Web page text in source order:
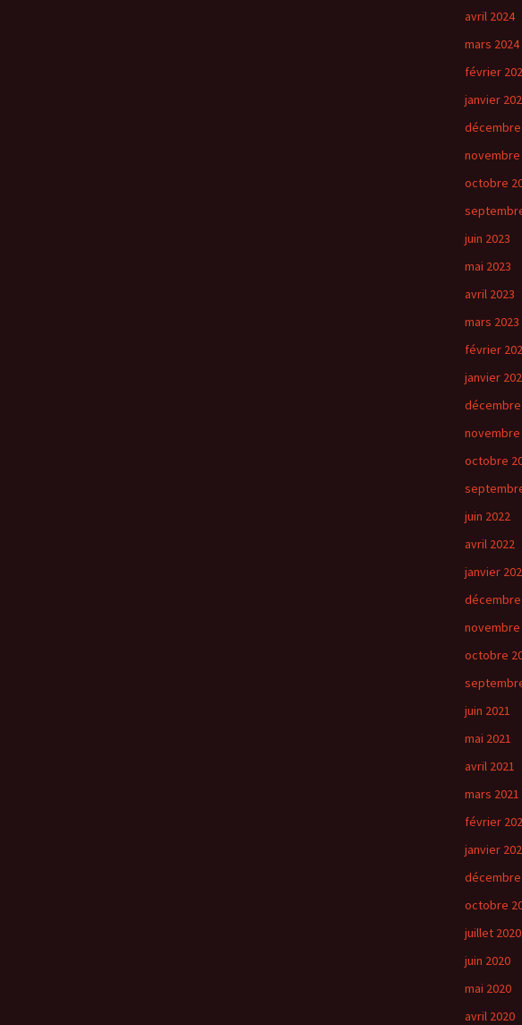
avril 2024
mars 2024
février
janvier
décembre
novembre
octobre
juin 2023
mai 2023
avril 2023
mars 2023
février
janvier
décembre
novembre
octobre
juin 2022
avril 2022
janvier
décembre
novembre
octobre
juin 2021
mai 2021
avril 2021
mars 2021
février
janvier
décembre
octobre
juillet 2020
juin 2020
mai 2020
avril 2020